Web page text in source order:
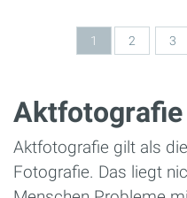
Seiten
1 2 3
Aktfotografie
Aktfotografie gilt als
Fotografie. Das liegt